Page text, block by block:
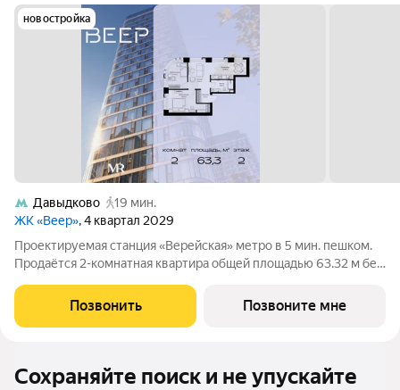
новостройка
Давыдково
19 мин.
ЖК «Веер», 4 квартал 2029
Проектируемая станция «Верейская» метро в 5 мин. пешком.
Продаётся 2-комнатная квартира общей площадью 63.32 м без
вторая очередь жилого комплекса бизнес-класса в
престижном ЗАО, где
Позвонить Позвоните мне
Сохраняйте поиск и не упускайте